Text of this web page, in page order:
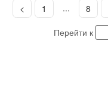
< 1 ... 8
Перейти к